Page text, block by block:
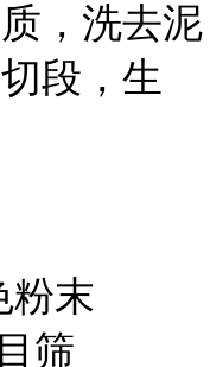
，洗去泥
段，生
末
筛